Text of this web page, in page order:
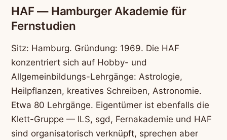
HAF — Hamburger Akademie für
Fernstudien
Sitz: Hamburg. Gründung: 1969. Die HAF
konzentriert sich auf Hobby- und
Allgemeinbildungs-Lehrgänge: Astrologie,
Heilpflanzen, kreatives Schreiben, Astronomie.
Etwa 80 Lehrgänge. Eigentümer ist ebenfalls die
Klett-Gruppe — ILS, sgd, Fernakademie und HAF
sind organisatorisch verknüpft, sprechen aber